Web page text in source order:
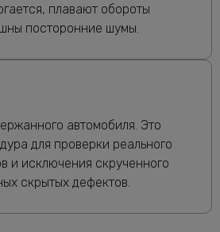
плавают обороты
посторонние шумы.
автомобиля. Это
для проверки реального
и исключения скрученного
скрытых дефектов.